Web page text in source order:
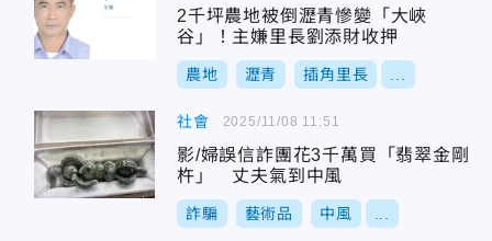
2千坪農地被倒瀝青慘變「大峽
谷」！主嫌里長劉添財收押
農地 瀝青 插角里長
社會
影/婦誤信詐團花3千萬買「翡翠金剛
杵」 丈夫氣到中風
詐騙 藝術品 中風
2025/11/08 11:51